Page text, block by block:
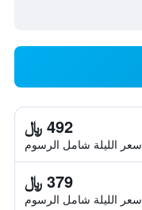
492 ﷼
سعر الليلة شامل الرسوم
379 ﷼
سعر الليلة شامل الرسوم